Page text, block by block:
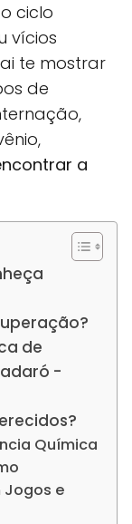
ciclo
vícios
te mostrar
de
a
de
-
Química
Jogos e